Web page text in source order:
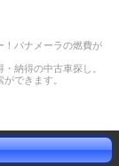
！パナメーラの燃費が
納得の中古車探し。
できます。